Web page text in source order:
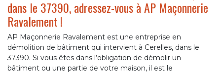
dans le 37390, adressez-vous à AP Maçonnerie
Ravalement !
AP Maçonnerie Ravalement est une entreprise en
démolition de bâtiment qui intervient à Cerelles, dans le
37390. Si vous êtes dans l’obligation de démolir un
bâtiment ou une partie de votre maison, il est le